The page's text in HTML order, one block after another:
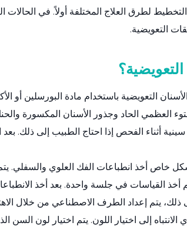
لطرق العلاج المختلفة أولاً. في الحالات
التعويضية.
الأسنان التعويضية باستخدام مادة البورسلين أو
العظمي الحاد وجذور الأسنان المكسورة
أثناء الفحص إذا احتاج الطبيب إلى ذلك.
خاص أخذ انطباعات الفك العلوي والسفلي.
القياسات في جلسة واحدة. بعد أخذ
ذلك، يتم إعداد الطرف الاصطناعي من خلال
إلى اختيار اللون. يتم اختيار لون